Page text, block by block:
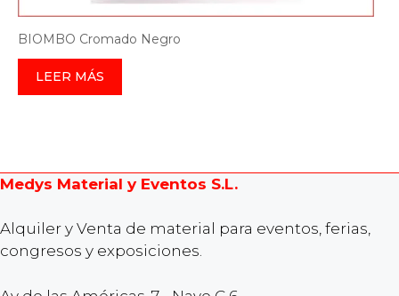
BIOMBO Cromado Negro
LEER MÁS
Medys Material y Eventos S.L.
Alquiler y Venta de material para eventos, ferias,
congresos y exposiciones.